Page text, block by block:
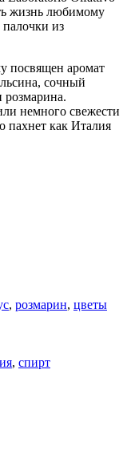
жизнь любимому
из
посвящен аромат
сочный
розмарина.
немного свежести
пахнет как Италия
, розмарин, цветы
, спирт